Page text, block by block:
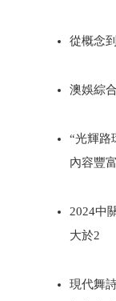
從概念
澳娛綜
“光輝路
內容豐
2024中
大於2
現代舞